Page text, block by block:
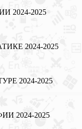
2024-2025
2024-2025
2024-2025
2024-2025